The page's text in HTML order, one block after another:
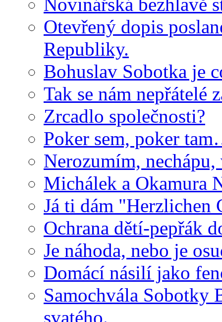
Otevřený dopis
Republiky.
Bohuslav Sobotka je
Tak se nám nepřátelé
Zrcadlo společnosti?
Poker sem, poker
Nerozumím,
Michálek a Okamura
Já ti dám "Herzlichen
Ochrana dětí-pepřák
Je náhoda, nebo je
Domácí násilí jako
Samochvála Sobotky
svatého.